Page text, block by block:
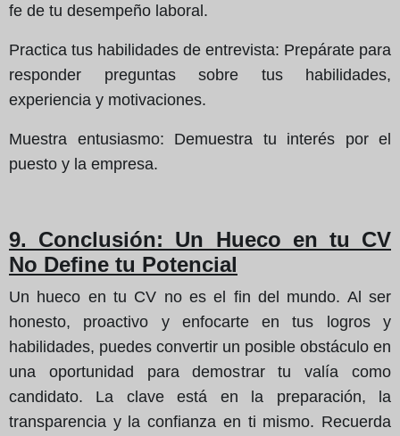
fe de tu desempeño laboral.
Practica tus habilidades de entrevista: Prepárate para
responder preguntas sobre tus habilidades,
experiencia y motivaciones.
Muestra entusiasmo: Demuestra tu interés por el
puesto y la empresa.
9. Conclusión: Un Hueco en tu CV
No Define tu Potencial
Un hueco en tu CV no es el fin del mundo. Al ser
honesto, proactivo y enfocarte en tus logros y
habilidades, puedes convertir un posible obstáculo en
una oportunidad para demostrar tu valía como
candidato. La clave está en la preparación, la
transparencia y la confianza en ti mismo. Recuerda